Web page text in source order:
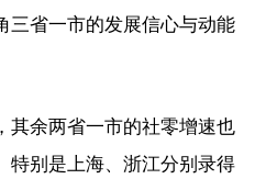
三省一市的发展信心与动能
其余两省一市的社零增速也
特别是上海、浙江分别录得